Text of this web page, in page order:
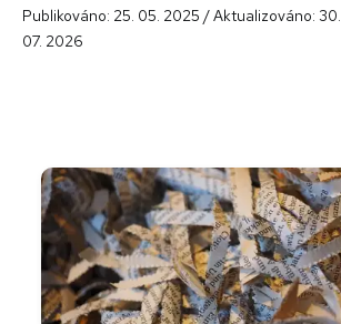
Publikováno: 25. 05. 2025 / Aktualizováno: 30.
07. 2026